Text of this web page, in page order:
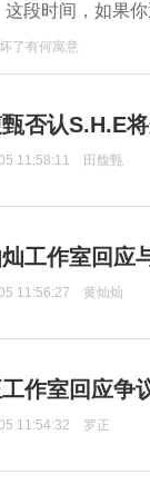
段时间，如果
了有何寓意
甄否认S.H.E
11:58:11 田馥甄
工作室回应
11:56:27 黄灿灿
作室回应争
11:54:32 罗正